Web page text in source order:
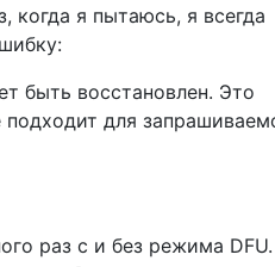
когда я пытаюсь, я всегда
быть восстановлен. Это
подходит для
раз с и без режима